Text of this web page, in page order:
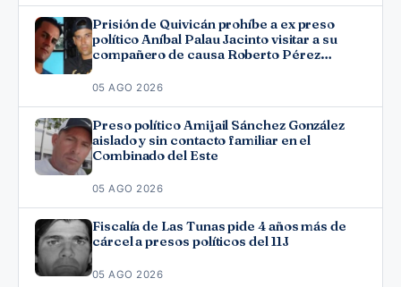
Prisión de Quivicán prohíbe a ex preso
político Aníbal Palau Jacinto visitar a su
compañero de causa Roberto Pérez
05 AGO 2026
Preso político Amijail Sánchez González
aislado y sin contacto familiar en el
Combinado del Este
05 AGO 2026
Fiscalía de Las Tunas pide 4 años más de
cárcel a presos políticos del 11J
05 AGO 2026